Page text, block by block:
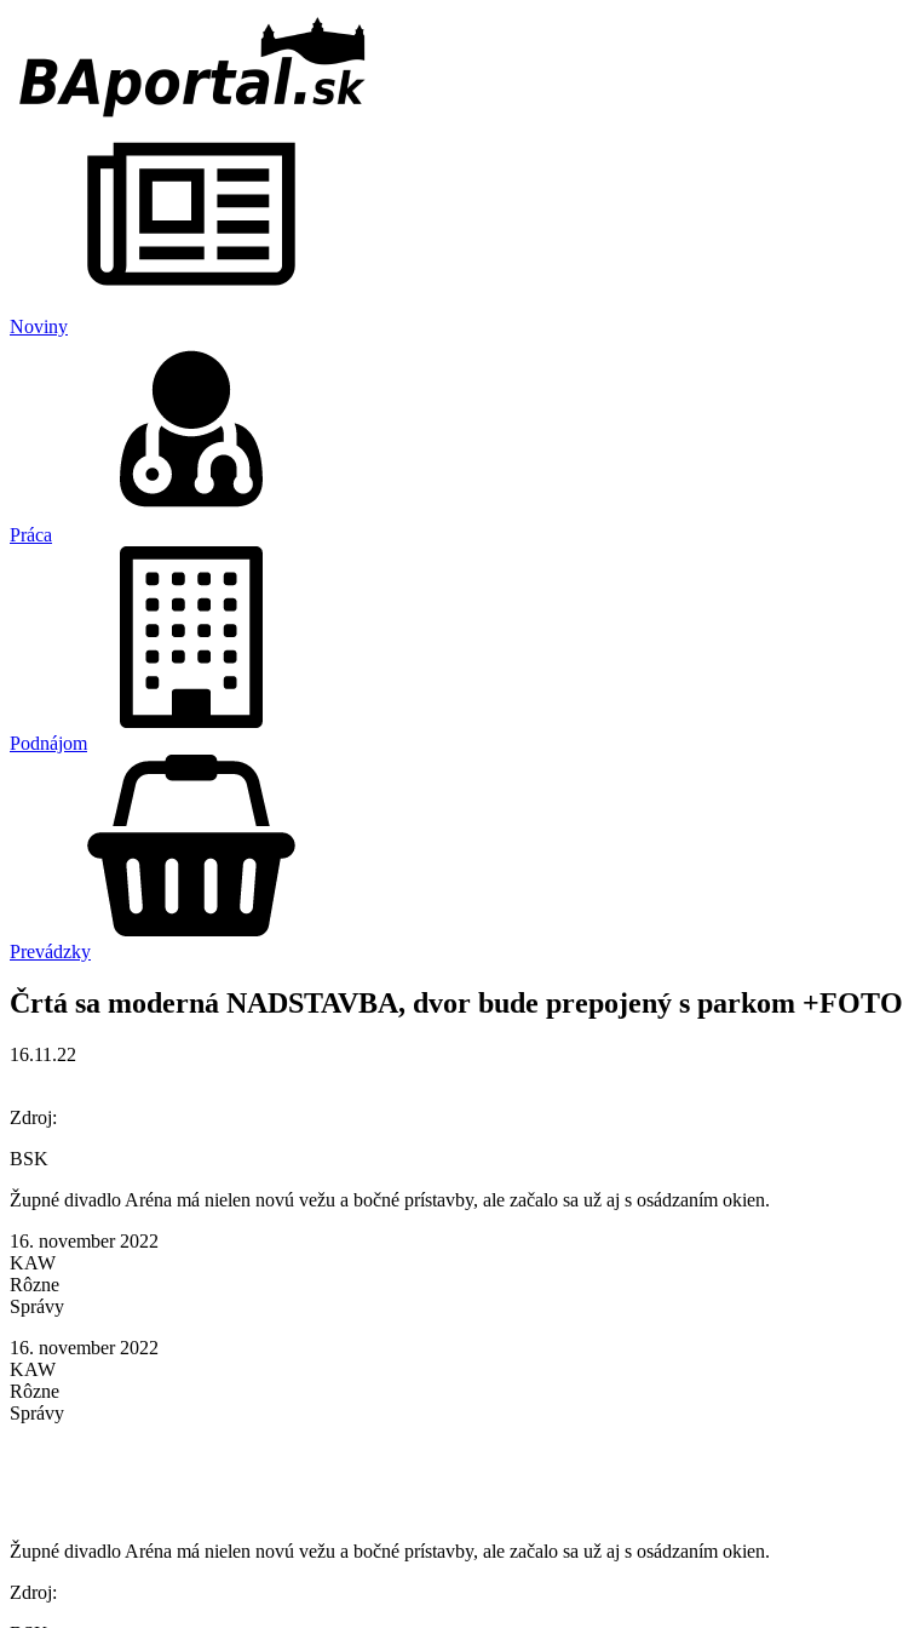
Noviny
Práca
Podnájom
Prevádzky
Črtá sa moderná NADSTAVBA, dvor bude prepojený s parkom +FOTO
16.11.22
Zdroj:
BSK
Župné divadlo Aréna má nielen novú vežu a bočné prístavby, ale začalo sa už aj s osádzaním okien.
16. november 2022
KAW
Rôzne
Správy
16. november 2022
KAW
Rôzne
Správy
Župné divadlo Aréna má nielen novú vežu a bočné prístavby, ale začalo sa už aj s osádzaním okien.
Zdroj: